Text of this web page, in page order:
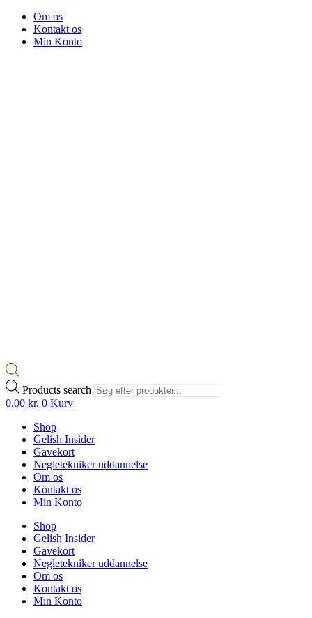
Om os
Kontakt os
Min Konto
Products search
0,00 kr. 0 Kurv
Shop
Gelish Insider
Gavekort
Negletekniker uddannelse
Om os
Kontakt os
Min Konto
Shop
Gelish Insider
Gavekort
Negletekniker uddannelse
Om os
Kontakt os
Min Konto